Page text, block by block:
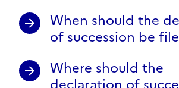
When should the
of succession be
Where should the